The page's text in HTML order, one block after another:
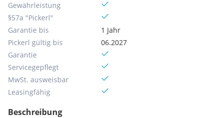
Gewährleistung
§57a "Pickerl"
Garantie bis
1 Jahr
Pickerl gültig bis
06.2027
Garantie
Servicegepflegt
MwSt. ausweisbar
Leasingfähig
Beschreibung